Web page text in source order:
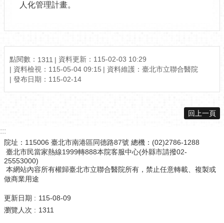
人化管理計畫。
點閱數： 1311
資料更新：115-02-03 10:29
資料檢視：115-05-04 09:15
資料維護：臺北市立聯合醫院
發布日期：115-02-14
回上一頁
:::
院址：115006 臺北市南港區同德路87號 總機：(02)2786-1288
臺北市民當家熱線1999轉888本院客服中心(外縣市請撥02-
25553000)
本網站內容所有權歸臺北市立聯合醫院所有，禁止任意轉載、複製或
做商業用途
更新日期
115-08-09
瀏覽人次
1311